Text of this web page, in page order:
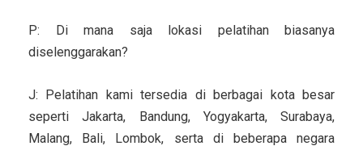
P: Di mana saja lokasi pelatihan biasanya
diselenggarakan?
J: Pelatihan kami tersedia di berbagai kota besar
seperti Jakarta, Bandung, Yogyakarta, Surabaya,
Malang, Bali, Lombok, serta di beberapa negara